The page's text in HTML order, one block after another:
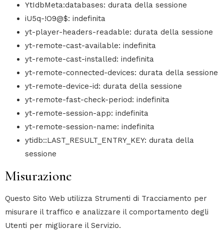
YtIdbMeta:databases: durata della sessione
iU5q-!O9@$: indefinita
yt-player-headers-readable: durata della sessione
yt-remote-cast-available: indefinita
yt-remote-cast-installed: indefinita
yt-remote-connected-devices: durata della sessione
yt-remote-device-id: durata della sessione
yt-remote-fast-check-period: indefinita
yt-remote-session-app: indefinita
yt-remote-session-name: indefinita
ytidb::LAST_RESULT_ENTRY_KEY: durata della
sessione
Misurazione
Questo Sito Web utilizza Strumenti di Tracciamento per
misurare il traffico e analizzare il comportamento degli
Utenti per migliorare il Servizio.